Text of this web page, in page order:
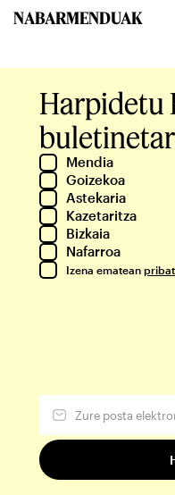
NABARMENDUAK
Harpidetu
Mendia
Goizekoa
Astekaria
Kazetaritza
Bizkaia
Nafarroa
Izena ematean